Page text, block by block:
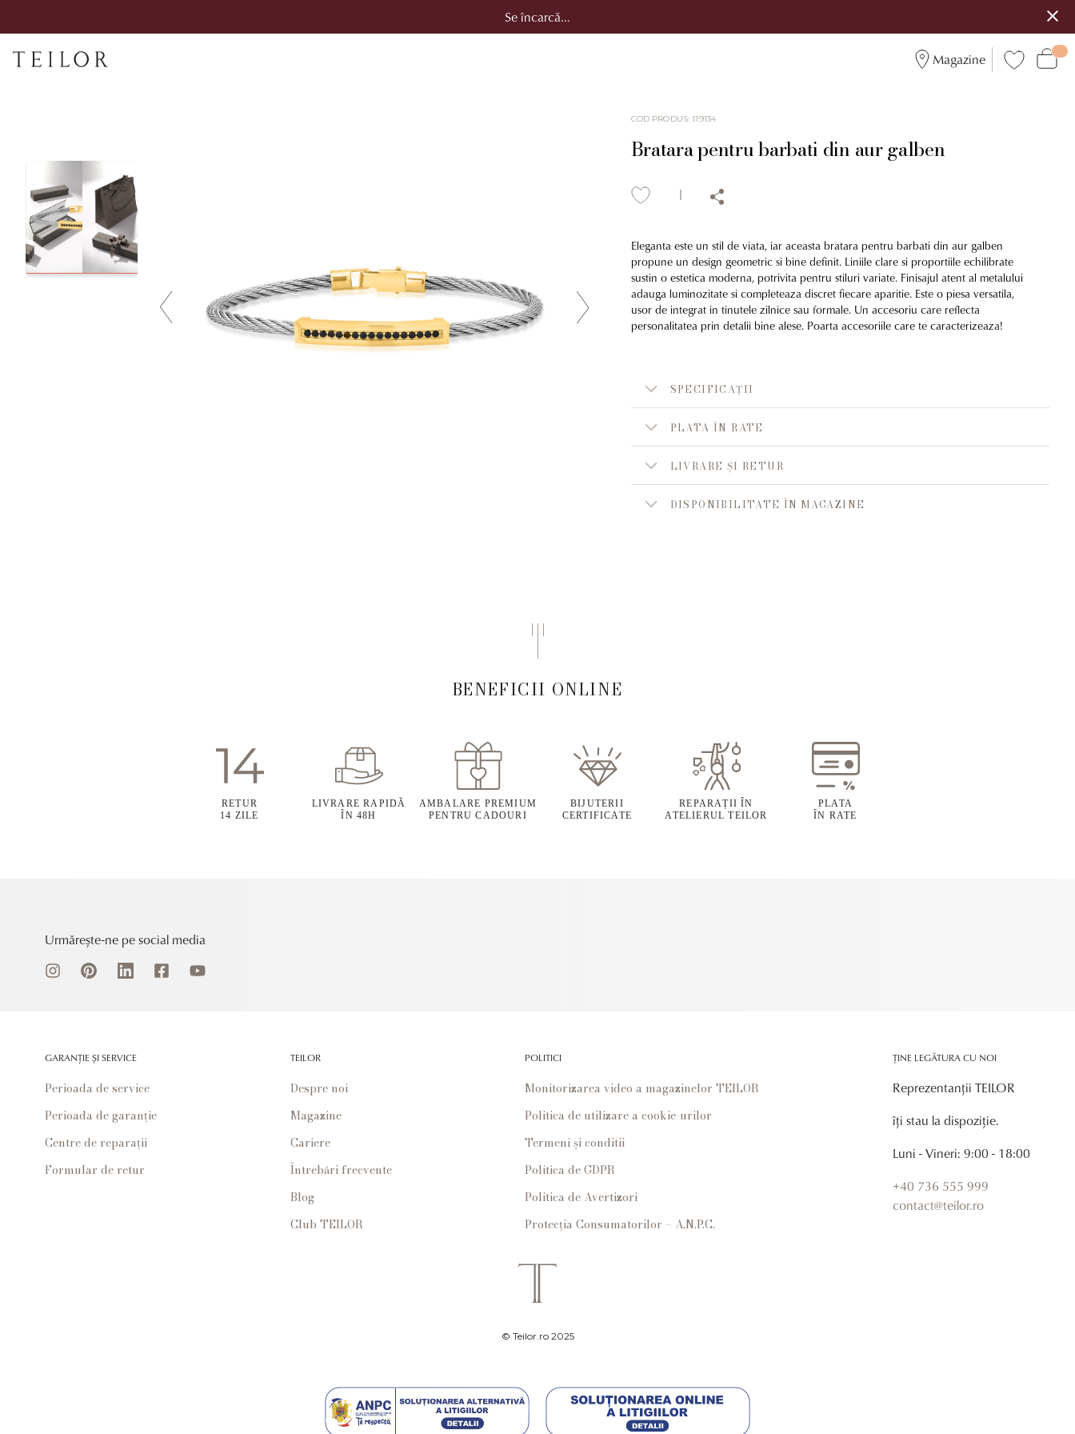
Se încarcă...
Magazine
COD PRODUS:119134
Bratara pentru barbati din aur galben
Eleganta este un stil de viata, iar aceasta bratara pentru barbati din aur galben
propune un design geometric si bine definit. Liniile clare si proportiile echilibrate
sustin o estetica moderna, potrivita pentru stiluri variate. Finisajul atent al metalului
adauga luminozitate si completeaza discret fiecare aparitie. Este o piesa versatila,
usor de integrat in tinutele zilnice sau formale. Un accesoriu care reflecta
personalitatea prin detalii bine alese. Poarta accesoriile care te caracterizeaza!
SPECIFICAȚII
PLATA ÎN RATE
LIVRARE ȘI RETUR
DISPONIBILITATE ÎN MAGAZINE
BENEFICII ONLINE
RETUR
14 ZILE
LIVRARE RAPIDĂ
ÎN 48H
AMBALARE PREMIUM
PENTRU CADOURI
BIJUTERII
CERTIFICATE
REPARAȚII ÎN
ATELIERUL TEILOR
PLATA
ÎN RATE
Urmărește-ne pe social media
GARANȚIE ȘI SERVICE
Perioada de service
Perioada de garanție
Centre de reparații
Formular de retur
TEILOR
Despre noi
Magazine
Cariere
Întrebări frecvente
Blog
Club TEILOR
POLITICI
Monitorizarea video a magazinelor TEILOR
Politica de utilizare a cookie-urilor
Termeni și conditii
Politica de GDPR
Politica de Avertizori
Protecția Consumatorilor – A.N.P.C.
ȚINE LEGĂTURA CU NOI
Reprezentanții TEILOR
îți stau la dispoziție.
Luni - Vineri: 9:00 - 18:00
+40 736 555 999
contact@teilor.ro
© Teilor.ro 2025